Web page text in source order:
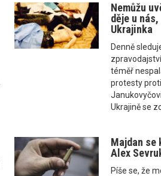
Nemůžu
děje u
Ukrajinka
Denně
téměř
protesty
Ukrajině se
Majdan se
Alex
Píše se, že